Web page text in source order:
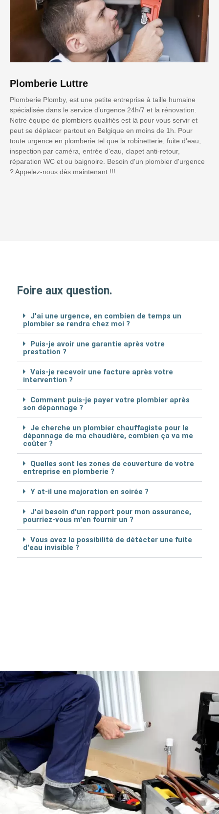
Plomberie Luttre
Plomberie Plomby, est une petite entreprise à taille humaine
spécialisée dans le service d’urgence 24h/7 et la rénovation.
Notre équipe de plombiers qualifiés est là pour vous servir et
peut se déplacer partout en Belgique en moins de 1h. Pour
toute urgence en plomberie tel que la robinetterie, fuite d'eau,
inspection par caméra, entrée d'eau, clapet anti-retour,
réparation WC et ou baignoire. Besoin d'un plombier d'urgence
? Appelez-nous dès maintenant !!!
Foire aux question.
J'ai une urgence, en combien de temps un
plombier se rendra chez moi ?
Puis-je avoir une garantie après votre
prestation ?
Vais-je recevoir une facture après votre
intervention ?
Comment puis-je payer votre plombier après
son dépannage ?
Je cherche un plombier chauffagiste pour le
dépannage de ma chaudière, combien ça va me
coûter ?
Quelles sont les zones de couverture de votre
entreprise en plomberie ?
Y at-il une majoration en soirée ?
J'ai besoin d'un rapport pour mon assurance,
pourriez-vous m'en fournir un ?
Vous avez la possibilité de détécter une fuite
d'eau invisible ?